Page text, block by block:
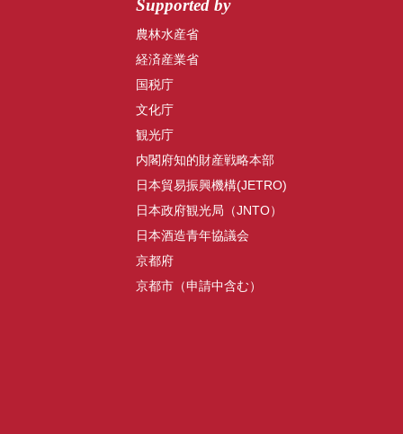
Supported by
農林水産省
経済産業省
国税庁
文化庁
観光庁
内閣府知的財産戦略本部
日本貿易振興機構(JETRO)
日本政府観光局（JNTO）
日本酒造青年協議会
京都府
京都市（申請中含む）